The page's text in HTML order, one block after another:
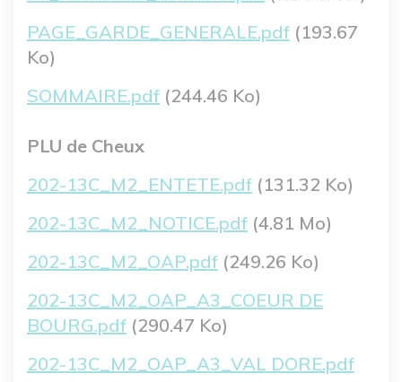
Fichier
PAGE_GARDE_GENERALE.pdf (193.67
Ko)
Fichier
SOMMAIRE.pdf (244.46 Ko)
PLU de Cheux
Fichier
202-13C_M2_ENTETE.pdf (131.32 Ko)
Fichier
202-13C_M2_NOTICE.pdf (4.81 Mo)
Fichier
202-13C_M2_OAP.pdf (249.26 Ko)
Fichier
202-13C_M2_OAP_A3_COEUR DE
BOURG.pdf (290.47 Ko)
Fichier
202-13C_M2_OAP_A3_VAL DORE.pdf